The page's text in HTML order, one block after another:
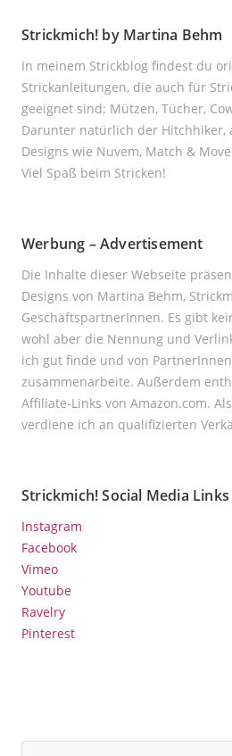
Strickmich! by Martina Behm
In meinem Strickblog findest du
Strickanleitungen, die auch für
geeignet sind: Mützen, Tücher,
Darunter natürlich der Hitchhiker,
Designs wie Nuvem, Match &
Viel Spaß beim Stricken!
Werbung – Advertisement
Die Inhalte dieser Webseite
Designs von Martina Behm,
GeschäftspartnerInnen. Es gibt
wohl aber die Nennung und
ich gut finde und von
zusammenarbeite. Außerdem
Affiliate-Links von Amazon.com.
verdiene ich an qualifizierten
Strickmich! Social Media Links
Instagram
Facebook
Vimeo
Youtube
Ravelry
Pinterest